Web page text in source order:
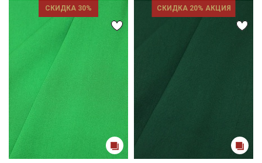
СКИДКА 30% СКИДКА 20% АКЦИЯ